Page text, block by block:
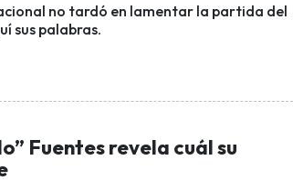
no tardó en lamentar la partida del
sus palabras.
Fuentes revela cuál su